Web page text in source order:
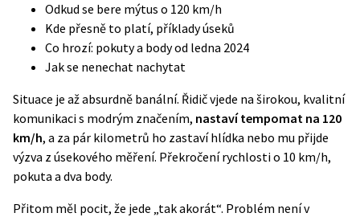
Odkud se bere mýtus o 120 km/h
Kde přesně to platí, příklady úseků
Co hrozí: pokuty a body od ledna 2024
Jak se nenechat nachytat
Situace je až absurdně banální. Řidič vjede na širokou, kvalitní
komunikaci s modrým značením, nastaví tempomat na 120
km/h, a za pár kilometrů ho zastaví hlídka nebo mu přijde
výzva z úsekového měření. Překročení rychlosti o 10 km/h,
pokuta a dva body.
Přitom měl pocit, že jede „tak akorát“. Problém není v